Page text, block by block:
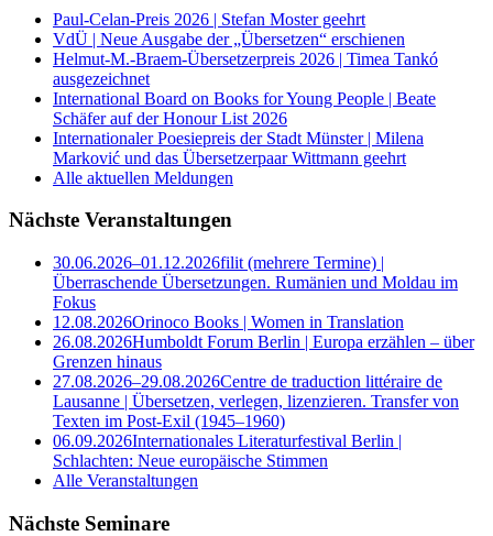
Paul-Celan-Preis 2026 | Stefan Moster geehrt
VdÜ | Neue Ausgabe der „Übersetzen“ erschienen
Helmut-M.-Braem-Übersetzerpreis 2026 | Timea Tankó
ausgezeichnet
International Board on Books for Young People | Beate
Schäfer auf der Honour List 2026
Internationaler Poesiepreis der Stadt Münster | Milena
Marković und das Übersetzerpaar Wittmann geehrt
Alle aktuellen Meldungen
Nächste Veranstaltungen
30.06.2026–01.12.2026filit (mehrere Termine) |
Überraschende Übersetzungen. Rumänien und Moldau im
Fokus
12.08.2026Orinoco Books | Women in Translation
26.08.2026Humboldt Forum Berlin | Europa erzählen – über
Grenzen hinaus
27.08.2026–29.08.2026Centre de traduction littéraire de
Lausanne | Übersetzen, verlegen, lizenzieren. Transfer von
Texten im Post-Exil (1945–1960)
06.09.2026Internationales Literaturfestival Berlin |
Schlachten: Neue europäische Stimmen
Alle Veranstaltungen
Nächste Seminare